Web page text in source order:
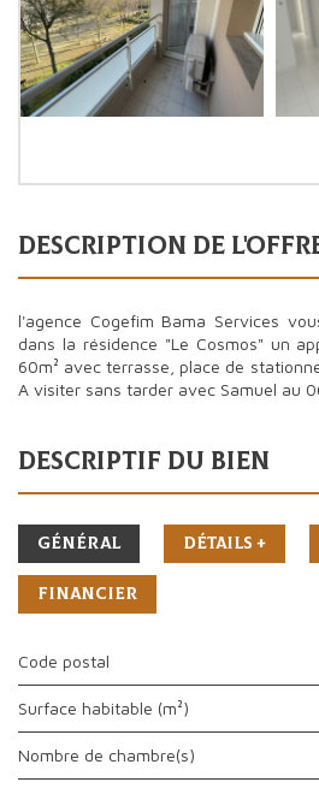
description de
l'agence Cogefim Bama Services
dans la résidence "Le Cosmos" un
60m² avec terrasse, place de
A visiter sans tarder avec Samuel au
descriptif du bien
Général Détails +
Financier
Code postal
Surface habitable (m²)
Nombre de chambre(s)